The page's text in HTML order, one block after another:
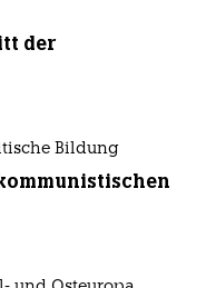
der
Bildung